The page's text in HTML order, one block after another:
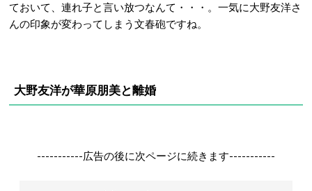
ておいて、連れ子と言い放つなんて・・・。一気に大野友洋さ
んの印象が変わってしまう文春砲ですね。
大野友洋が華原朋美と離婚
-----------広告の後に次ページに続きます-----------